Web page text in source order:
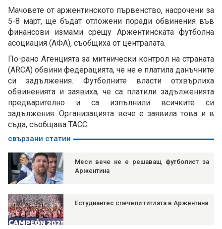
Мачовете от аржентинското първенство, насрочени за
5-8 март, ще бъдат отложени поради обвинения във
финансови измами срещу Аржентинската футболна
асоциация (АФА), съобщиха от централата.
По-рано Агенцията за митнически контрол на страната
(ARCA) обвини федерацията, че не е платила данъчните
си задължения. Футболните власти отхвърлиха
обвиненията и заявиха, че са платили задълженията
предварително и са изпълнили всичките си
задължения. Организацията вече е заявила това и в
съда, съобщава ТАСС.
свързани статии
Меси вече не е решаващ футболист за
Аржентина
Естудиантес спечели титлата в Аржентина